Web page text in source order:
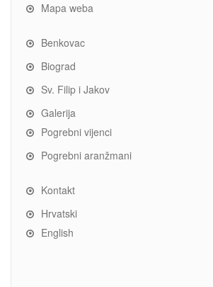
Mapa weba
Benkovac
Biograd
Sv. Filip i Jakov
Galerija
Pogrebni vijenci
Pogrebni aranžmani
Kontakt
Hrvatski
English